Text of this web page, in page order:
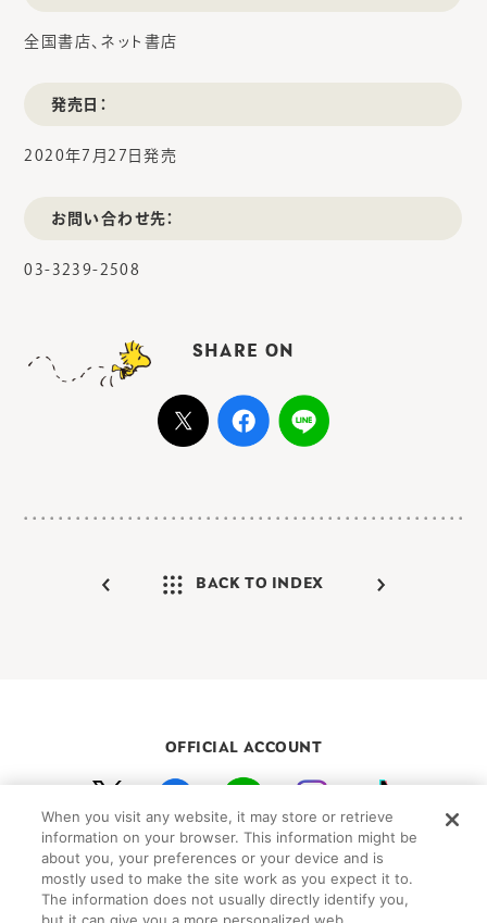
全国書店、ネット書店
発売日：
2020年7月27日発売
お問い合わせ先：
03-3239-2508
SHARE ON
BACK TO INDEX
OFFICIAL ACCOUNT
初めての方向けガイド FAQ お問い合わせ
プライバシーポリシー サイトマップ
Cookie Settings
When you visit any website, it may store or retrieve
information on your browser. This information might be
about you, your preferences or your device and is
mostly used to make the site work as you expect it to.
The information does not usually directly identify you,